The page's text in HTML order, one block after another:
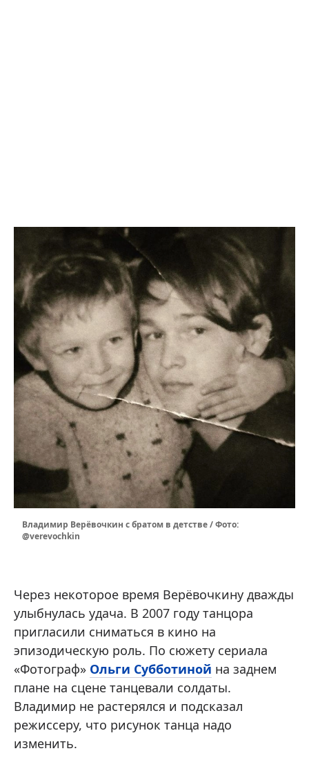
Владимир Верёвочкин с братом в детстве / Фото:
@verevochkin
Через некоторое время Верёвочкину дважды
улыбнулась удача. В 2007 году танцора
пригласили сниматься в кино на
эпизодическую роль. По сюжету сериала
«Фотограф» Ольги Субботиной на заднем
плане на сцене танцевали солдаты.
Владимир не растерялся и подсказал
режиссеру, что рисунок танца надо
изменить.